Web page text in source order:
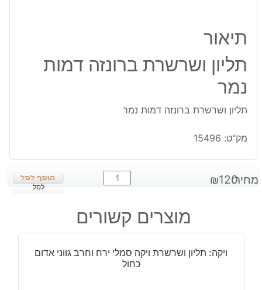
תיאור
תליון ושרשרת ברונזה דמות
נמר
תליון ושרשרת ברונזה דמות נמר
מק"ט: 15496
מחיר: ₪120
כמות
של
ושרשרת
ברונזה
נמר
לסל
מוצרים קשורים
ויקה: תליון ושרשרת ויקה סמלי ירח וחרב גווני אדום
כחול